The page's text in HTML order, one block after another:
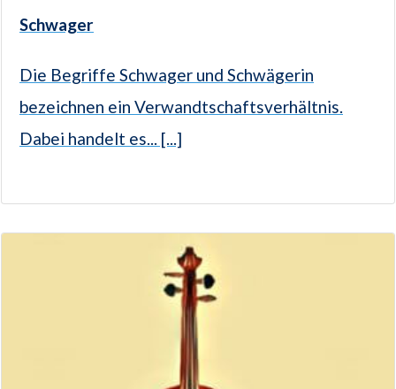
Schwager
Die Begriffe Schwager und Schwägerin
bezeichnen ein Verwandtschaftsverhältnis.
Dabei handelt es... [...]